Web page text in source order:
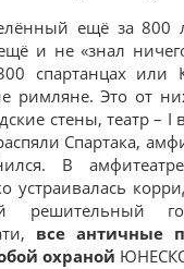
ещё за 800
и не «знал
спартанцах или
римляне. Это от
стены, театр –
Спартака,
В
устраивалась
решительный
все античные
охраной